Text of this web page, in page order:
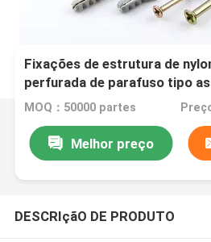
Fixações de estrutura de
perfurada de parafuso tipo
MOQ：50000 partes
Melhor preço
DESCRIçãO DE PRODUTO